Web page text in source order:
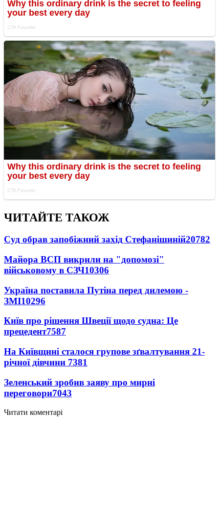
ЧИТАЙТЕ ТАКОЖ
Суд обрав запобіжний захід Стефанішиній20782
Майора ВСП викрили на "допомозі"
військовому в СЗЧ10306
Україна поставила Путіна перед дилемою -
ЗМІ10296
Київ про рішення Швеції щодо судна: Це
прецедент7587
На Київщині сталося групове зґвалтування 21-
річної дівчини 7381
Зеленський зробив заяву про мирні
переговори7043
Читати коментарі